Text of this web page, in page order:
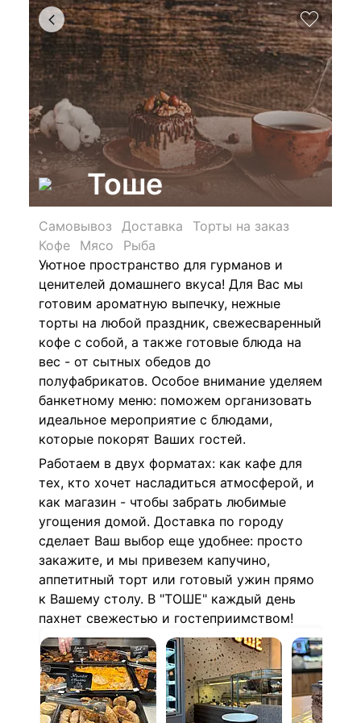
Тоше
Самовывоз Доставка
Торты на заказ
Кофе
Мясо
Рыба
Уютное пространство для гурманов и
ценителей домашнего вкуса! Для Вас мы
готовим ароматную выпечку, нежные
торты на любой праздник, свежесваренный
кофе с собой, а также готовые блюда на
вес - от сытных обедов до
полуфабрикатов. Особое внимание уделяем
банкетному меню: поможем организовать
идеальное мероприятие с блюдами,
которые покорят Ваших гостей.
Работаем в двух форматах: как кафе для
тех, кто хочет насладиться атмосферой, и
как магазин - чтобы забрать любимые
угощения домой. Доставка по городу
сделает Ваш выбор еще удобнее: просто
закажите, и мы привезем капучино,
аппетитный торт или готовый ужин прямо
к Вашему столу. В "ТОШЕ" каждый день
пахнет свежестью и гостеприимством!